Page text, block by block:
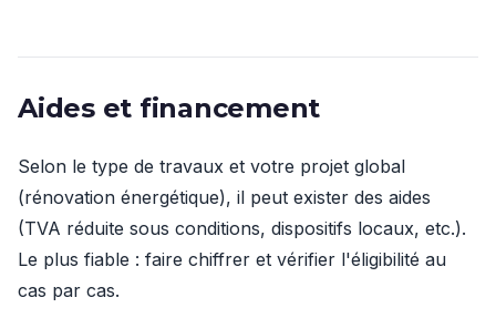
Aides et financement
Selon le type de travaux et votre projet global
(rénovation énergétique), il peut exister des aides
(TVA réduite sous conditions, dispositifs locaux, etc.).
Le plus fiable : faire chiffrer et vérifier l'éligibilité au
cas par cas.